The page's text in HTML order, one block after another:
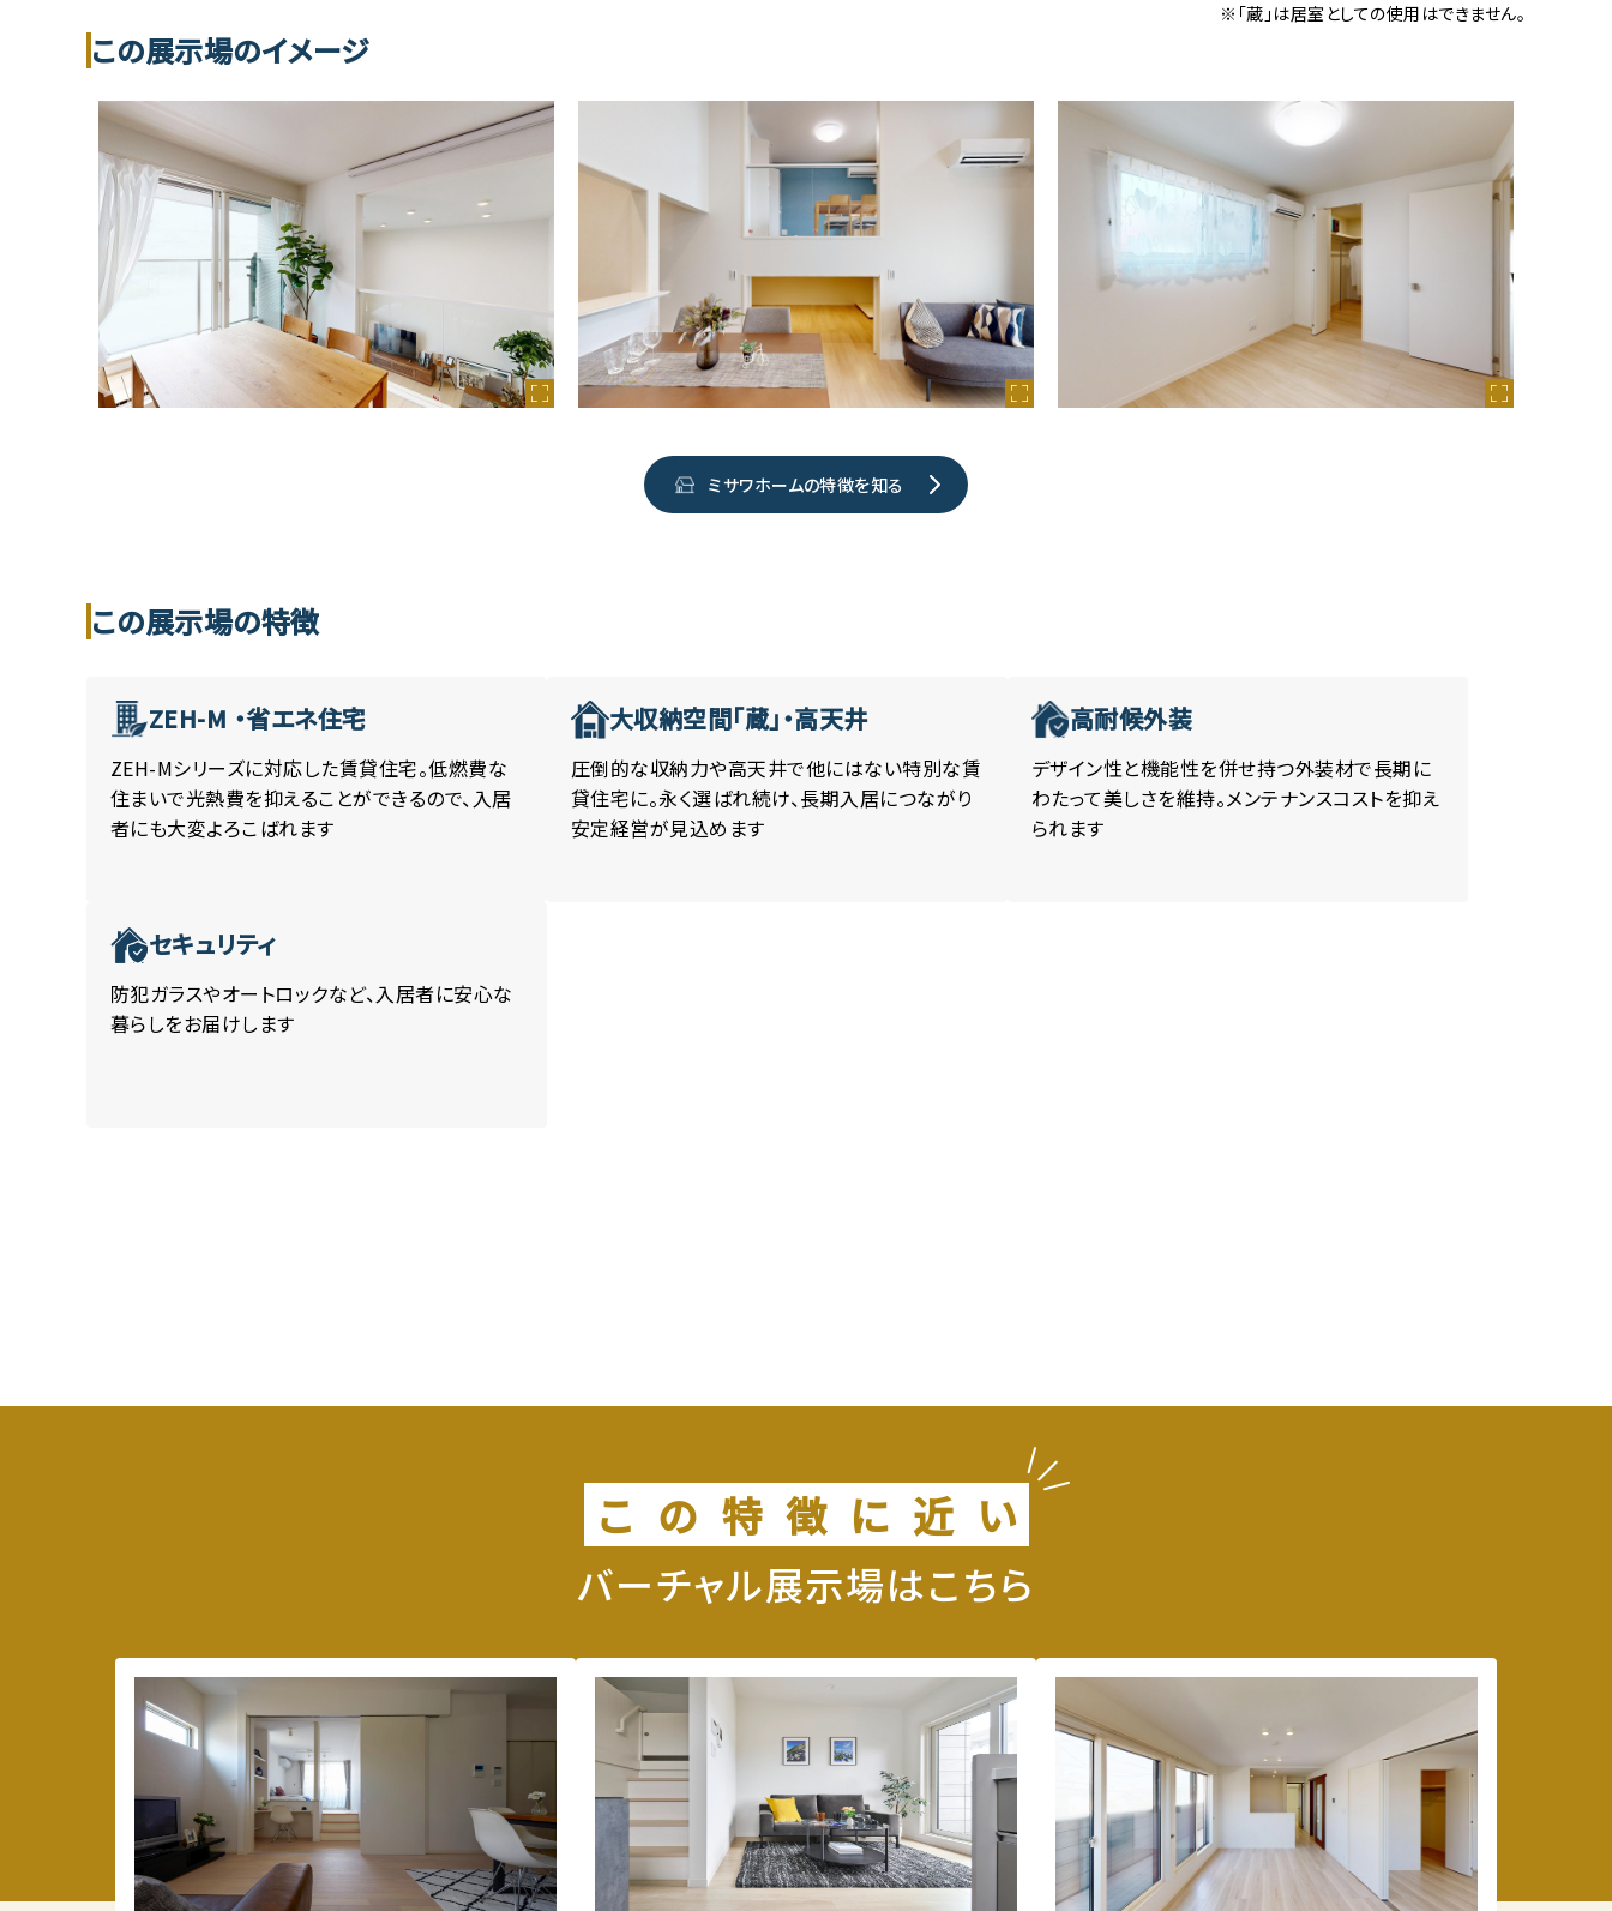
※「蔵」は居室としての使用はできません。
この展示場のイメージ
ミサワホームの特徴を知る
この展示場の特徴
ZEH-M ・省エネ住宅
ZEH-Mシリーズに対応した賃貸住宅。低燃費な
住まいで光熱費を抑えることができるので、入居
者にも大変よろこばれます
大収納空間「蔵」・高天井
圧倒的な収納力や高天井で他にはない特別な賃
貸住宅に。永く選ばれ続け、長期入居につながり
安定経営が見込めます
高耐候外装
デザイン性と機能性を併せ持つ外装材で長期に
わたって美しさを維持。メンテナンスコストを抑え
られます
セキュリティ
防犯ガラスやオートロックなど、入居者に安心な
暮らしをお届けします
こ の 特 徴 に 近 い
バーチャル展示場はこちら